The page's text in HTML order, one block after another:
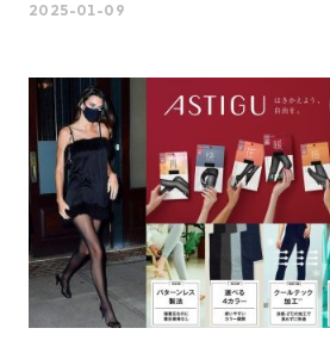
2025-01-09